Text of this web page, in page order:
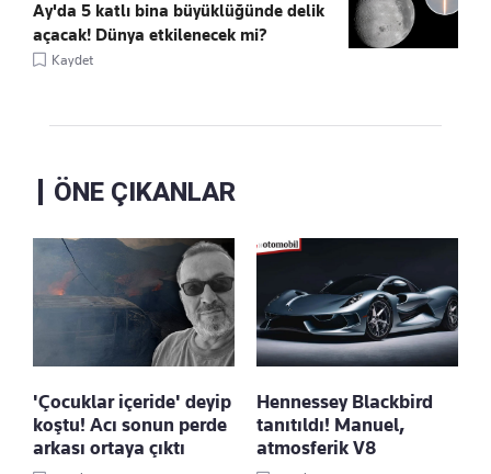
Ay'da 5 katlı bina büyüklüğünde delik
açacak! Dünya etkilenecek mi?
Kaydet
ÖNE ÇIKANLAR
'Çocuklar içeride' deyip
koştu! Acı sonun perde
arkası ortaya çıktı
Hennessey Blackbird
tanıtıldı! Manuel,
atmosferik V8